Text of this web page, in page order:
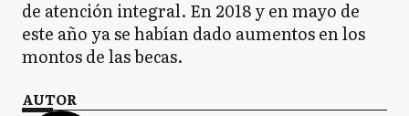
de atención integral. En 2018 y en mayo de
este año ya se habían dado aumentos en los
montos de las becas.
AUTOR